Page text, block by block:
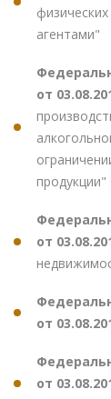
агентами"
от
продукции"
от
от
от